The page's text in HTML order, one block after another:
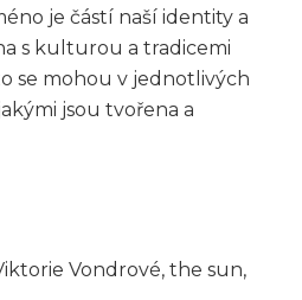
je částí naší identity a
s kulturou a tradicemi
se mohou v jednotlivých
jsou tvořena a
Vondrové, the sun,